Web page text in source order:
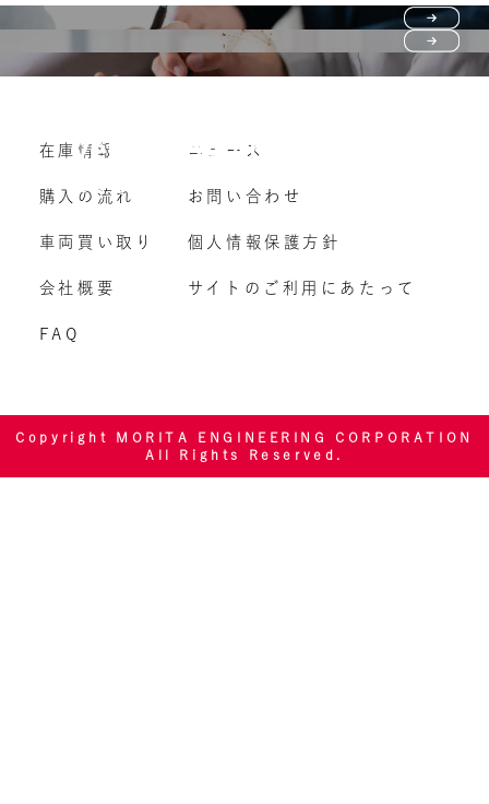
購入の流れ
よくいただくご質問
Vehicle purchase
車両買い取り
在庫情報
購入の流れ
車両買い取り
会社概要
FAQ
ニュース
お問い合わせ
個人情報保護方針
サイトのご利用にあたって
Copyright MORITA ENGINEERING CORPORATION
All Rights Reserved.